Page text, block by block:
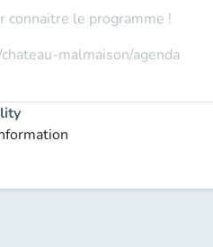
connaitre le programme !
malmaison/agenda